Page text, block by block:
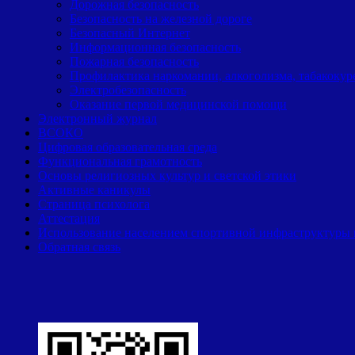
Дорожная безопасность
Безопасность на железной дороге
Безопасный Интернет
Информационная безопасность
Пожарная безопасность
Профилактика наркомании, алкоголизма,
Электробезопасность
Оказание первой медицинской помощи
Электронный журнал
ВСОКО
Цифровая образовательная среда
Функциональная грамотность
Основы религиозных культур и светской этики
Активные каникулы
Страница психолога
Аттестация
Использование населением спортивной
Обратная связь